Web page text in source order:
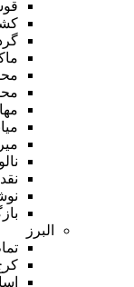
البرز